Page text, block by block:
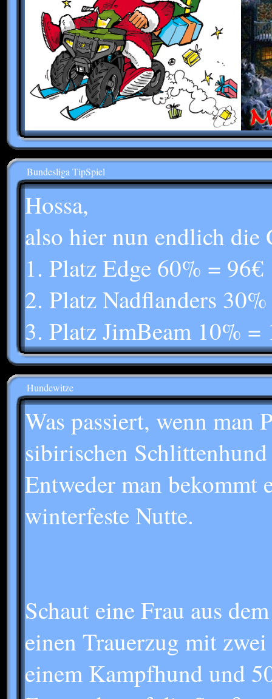
Bundesliga TipSpiel
Hossa,
also hier nun endlich die
1. Platz Edge 60% = 96€
2. Platz Nadflanders
3. Platz JimBeam 10% =
Hundewitze
Was passiert, wenn man
sibirischen
Entweder man bekommt
winterfeste Nutte.
Schaut eine Frau aus
einen Trauerzug mit
einem Kampfhund und